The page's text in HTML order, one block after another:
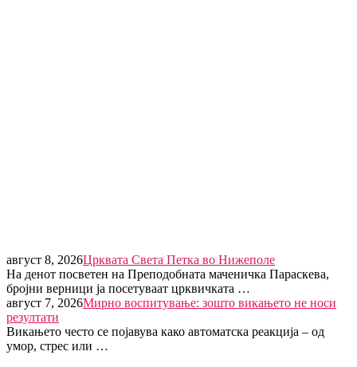
август 8, 2026Црквата Света Петка во Нижеполе
На денот посветен на Преподобната маченичка Параскева,
бројни верници ја посетуваат црквичката …
август 7, 2026Мирно воспитување: зошто викањето не носи
резултати
Викањето често се појавува како автоматска реакција – од
умор, стрес или …